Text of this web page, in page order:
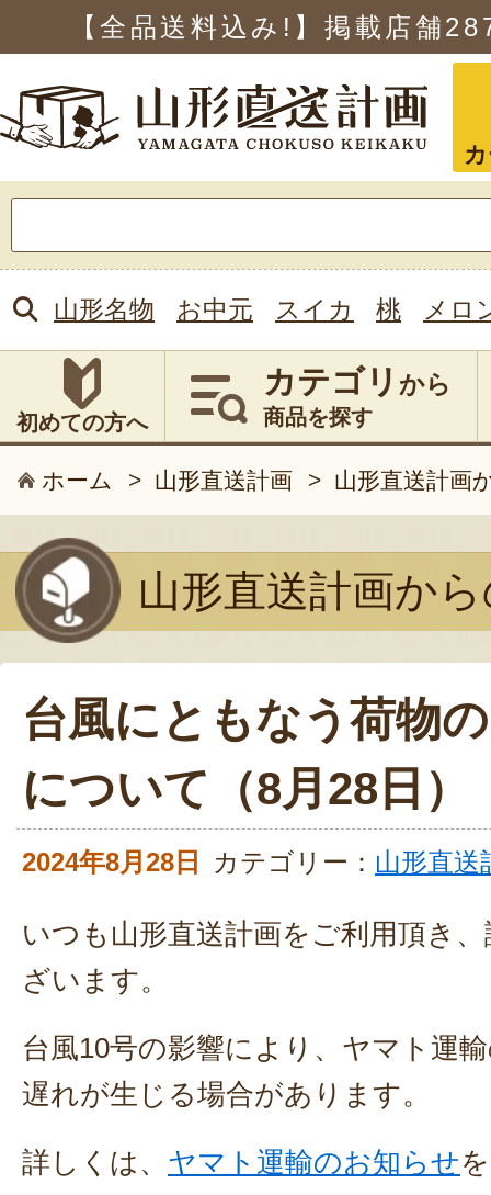
【全品送料込み!】掲載店舗
索:
山形名物 お中元 スイカ 桃 メロ
初めての方へ
カテゴリ から
商品を探す
ホーム > 山形直送計画 > 山形直送計画
山形直送計画か
台風にともなう荷物
について（8月28日）
2024年8月28日 カテゴリー： 山形直
いつも山形直送計画をご利用頂き
ざいます。
台風10号の影響により、ヤマト運
遅れが生じる場合があります。
詳しくは、 ヤマト運輸のお知らせ